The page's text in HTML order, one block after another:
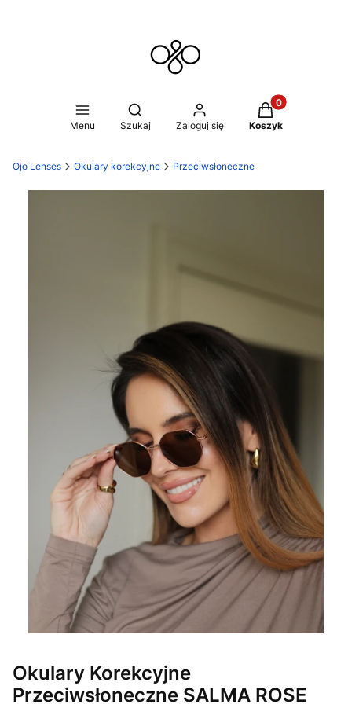
Menu
Otwórz wyszukiwarkę
Szukaj Zaloguj się
Produkty w
Koszyk
Ojo Lenses Okulary korekcyjne Przeciwsłoneczne
Okulary Korekcyjne
Przeciwsłoneczne SALMA ROSE